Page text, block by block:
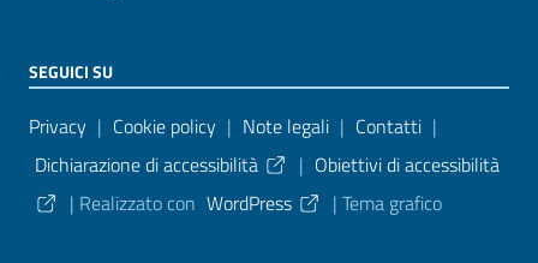
SEGUICI SU
Sezione Link Utili
Privacy | Cookie policy | Note legali | Contatti |
Dichiarazione di accessibilità
| Obiettivi di accessibilità
| Realizzato con WordPress | Tema grafico